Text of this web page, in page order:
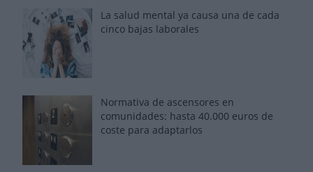
La salud mental ya causa una de cada
cinco bajas laborales
Normativa de ascensores en
comunidades: hasta 40.000 euros de
coste para adaptarlos